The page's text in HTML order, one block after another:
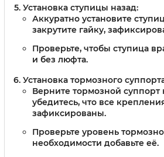
Установка ступицы назад:
Аккуратно установите
закрутите гайку,
Проверьте, чтобы ступица
и без люфта.
Установка тормозного
Верните тормозной суппорт
убедитесь, что все
зафиксированы.
Проверьте уровень
необходимости добавьте её.